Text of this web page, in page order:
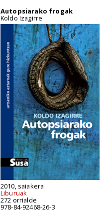
Autopsiarako frogak
Koldo Izagirre
2010, saiakera
Liburuak
272 orrialde
978-84-92468-26-3